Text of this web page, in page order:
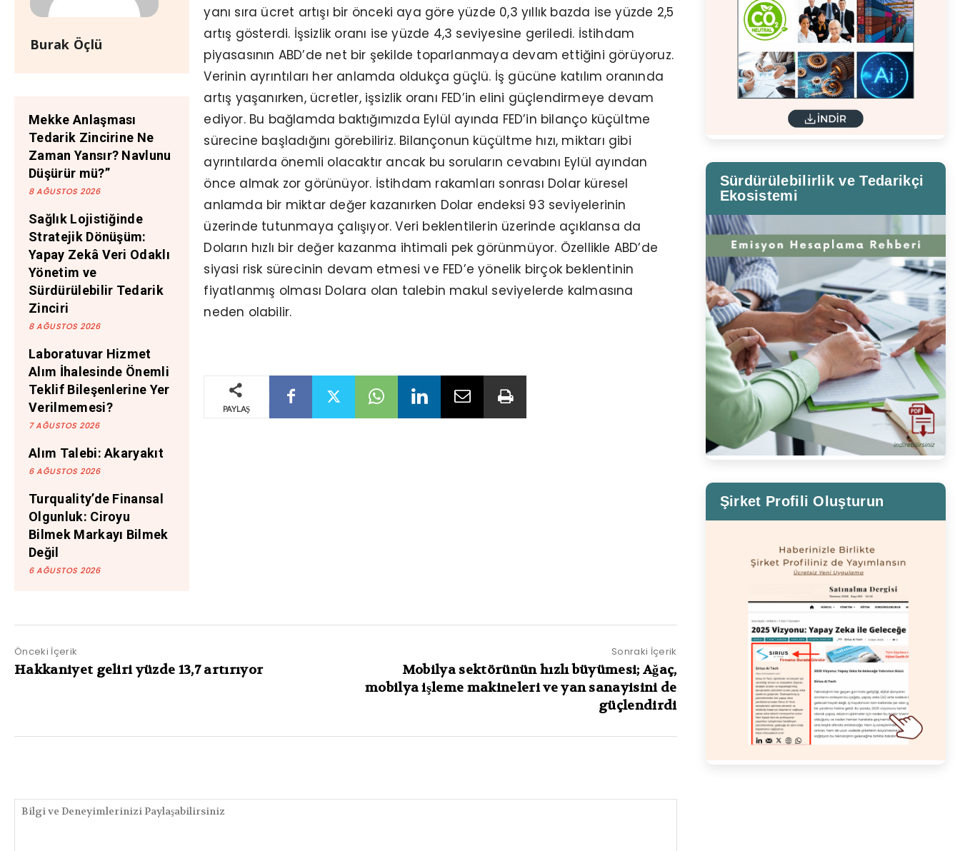
Burak Öçlü
Mekke Anlaşması
Tedarik Zincirine Ne
Zaman Yansır? Navlunu
Düşürür mü?”
8 AĞUSTOS 2026
Sağlık Lojistiğinde
Stratejik Dönüşüm:
Yapay Zekâ Veri Odaklı
Yönetim ve
Sürdürülebilir Tedarik
Zinciri
8 AĞUSTOS 2026
Laboratuvar Hizmet
Alım İhalesinde Önemli
Teklif Bileşenlerine Yer
Verilmemesi?
7 AĞUSTOS 2026
Alım Talebi: Akaryakıt
6 AĞUSTOS 2026
Turquality’de Finansal
Olgunluk: Ciroyu
Bilmek Markayı Bilmek
Değil
6 AĞUSTOS 2026
yanı sıra ücret artışı bir önceki aya göre yüzde 0,3 yıllık bazda ise yüzde 2,5
artış gösterdi. İşsizlik oranı ise yüzde 4,3 seviyesine geriledi. İstihdam
piyasasının ABD’de net bir şekilde toparlanmaya devam ettiğini görüyoruz.
Verinin ayrıntıları her anlamda oldukça güçlü. İş gücüne katılım oranında
artış yaşanırken, ücretler, işsizlik oranı FED’in elini güçlendirmeye devam
ediyor. Bu bağlamda baktığımızda Eylül ayında FED’in bilanço küçültme
sürecine başladığını görebiliriz. Bilançonun küçültme hızı, miktarı gibi
ayrıntılarda önemli olacaktır ancak bu soruların cevabını Eylül ayından
önce almak zor görünüyor. İstihdam rakamları sonrası Dolar küresel
anlamda bir miktar değer kazanırken Dolar endeksi 93 seviyelerinin
üzerinde tutunmaya çalışıyor. Veri beklentilerin üzerinde açıklansa da
Doların hızlı bir değer kazanma ihtimali pek görünmüyor. Özellikle ABD’de
siyasi risk sürecinin devam etmesi ve FED’e yönelik birçok beklentinin
fiyatlanmış olması Dolara olan talebin makul seviyelerde kalmasına
neden olabilir.
PAYLAŞ
Önceki İçerik
Hakkaniyet geliri yüzde 13,7 artırıyor
Sonraki İçerik
Mobilya sektörünün hızlı büyümesi; Ağaç,
mobilya işleme makineleri ve yan sanayisini de
güçlendirdi
Sürdürülebilirlik ve Tedarikçi
Ekosistemi
Şirket Profili Oluşturun